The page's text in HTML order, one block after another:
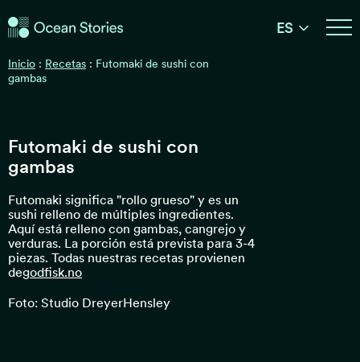
Historias del Océano
ES
Inicio : Recetas : Futomaki de sushi con
gambas
Futomaki de sushi con
gambas
Futomaki significa "rollo grueso" y es un
sushi relleno de múltiples ingredientes.
Aquí está relleno con gambas, cangrejo y
verduras. La porción está prevista para 3-4
piezas. Todas nuestras recetas provienen
degodfisk.no
Foto: Studio DreyerHensley